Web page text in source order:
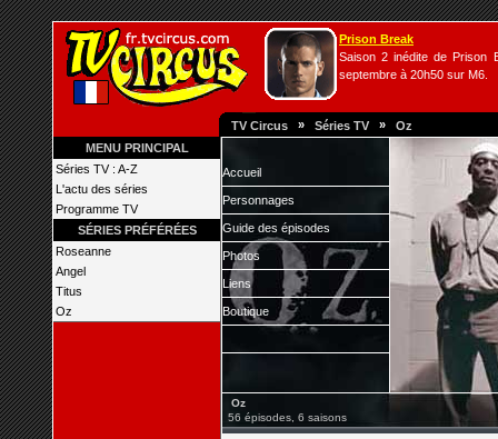
Prison Break
Saison 2 inédite de Prison
septembre à 20h50 sur M6.
TV Circus » Séries TV » Oz
MENU PRINCIPAL
Séries TV : A-Z
L'actu des séries
Programme TV
SÉRIES PRÉFÉRÉES
Roseanne
Angel
Titus
Oz
Accueil
Personnages
Guide des épisodes
Photos
Liens
Boutique
Oz
56 épisodes, 6 saisons